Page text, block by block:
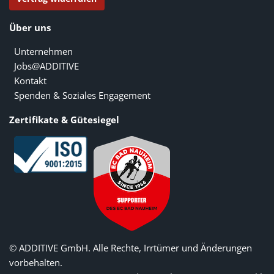
Über uns
Unternehmen
Jobs@ADDITIVE
Kontakt
Spenden & Soziales Engagement
Zertifikate & Gütesiegel
© ADDITIVE GmbH. Alle Rechte, Irrtümer und Änderungen
vorbehalten.